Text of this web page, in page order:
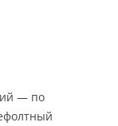
— по